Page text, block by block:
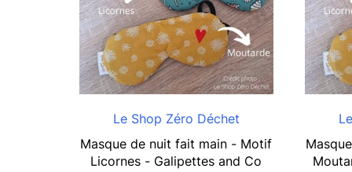
Le Shop Zéro Déchet
Masque de nuit fait main - Motif
Licornes - Galipettes and Co